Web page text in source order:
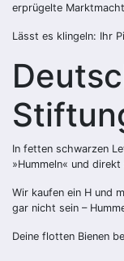
erprügelte
Lässt es klingeln: Ihr
In fetten schwarzen
»Hummeln« und
Wir kaufen ein H und
gar nicht sein –
Deine flotten Bienen